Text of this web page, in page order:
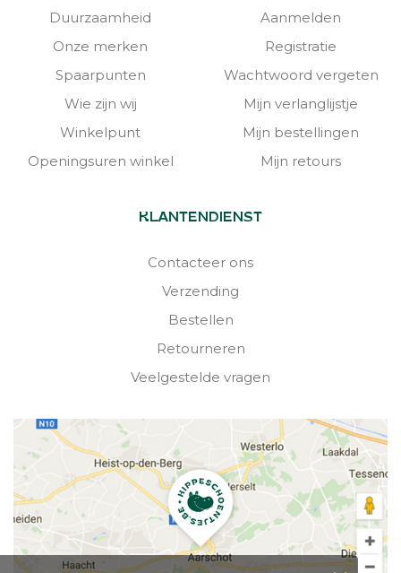
Duurzaamheid
Onze merken
Spaarpunten
Wie zijn wij
Winkelpunt
Openingsuren winkel
Aanmelden
Registratie
Wachtwoord vergeten
Mijn verlanglijstje
Mijn bestellingen
Mijn retours
KLANTENDIENST
Contacteer ons
Verzending
Bestellen
Retourneren
Veelgestelde vragen